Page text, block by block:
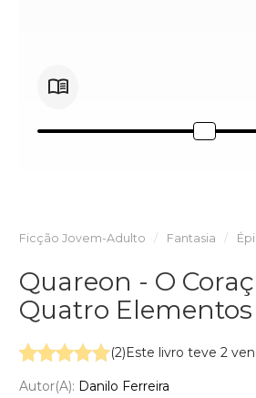
Ficção Jovem-Adulto Fantasia
Quareon - O
Quatro Elementos
(2)Este livro teve 2
Autor(a): Danilo Ferreira